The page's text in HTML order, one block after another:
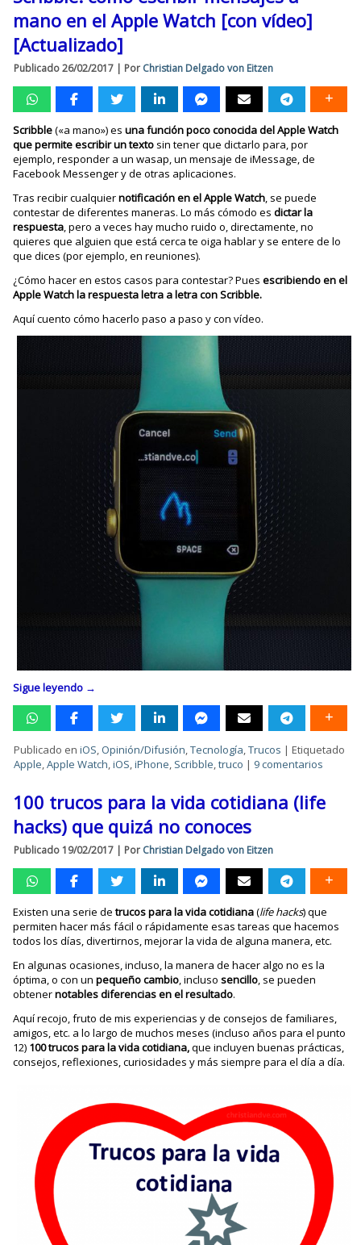
mano en el Apple Watch [con vídeo]
[Actualizado]
Publicado 26/02/2017 | Por Christian Delgado von Eitzen
Scribble(«a mano») esuna función poco conocida del Apple Watch
que permite escribir un texto sin tener que dictarlo para, por
ejemplo, responder a un wasap, un mensaje de iMessage, de
Facebook Messenger y de otras aplicaciones.
Tras recibir cualquiernotificación en el Apple Watch, se puede
contestar de diferentes maneras. Lo más cómodo esdictar la
respuesta, pero a veces hay mucho ruido o, directamente, no
quieres que alguien que está cerca te oiga hablar y se entere de lo
que dices (por ejemplo, en reuniones).
¿Cómo hacer en estos casos para contestar? Puesescribiendo en el
Apple Watch la respuesta letra a letra con Scribble.
Aquí cuento cómo hacerlo paso a paso y con vídeo.
Sigue leyendo →
Publicado en iOS, Opinión/Difusión,Tecnología,Trucos |Etiquetado
Apple,Apple Watch,iOS,iPhone, Scribble,truco | 9 comentarios
100 trucos para la vida cotidiana (life
hacks) que quizá no conoces
Publicado 19/02/2017 | Por Christian Delgado von Eitzen
Existen una serie detrucos para la vida cotidiana(life hacks) que
permiten hacer más fácil o rápidamente esas tareas que hacemos
todos los días, divertirnos, mejorar la vida de alguna manera, etc.
En algunas ocasiones, incluso, la manera de hacer algo no es la
óptima, o con unpequeño cambio, inclusosencillo, se pueden
obtenernotables diferencias en el resultado.
Aquí recojo, fruto de mis experiencias y de consejos de familiares,
amigos, etc. a lo largo de muchos meses (incluso años para el punto
12) 100 trucos para la vida cotidiana,que incluyen buenas prácticas,
consejos, reflexiones, curiosidades y más siempre para el día a día.